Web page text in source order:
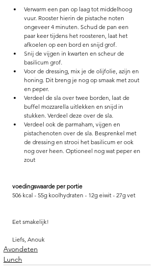
Verwarm een pan op laag tot middelhoog
vuur. Rooster hierin de pistache noten
ongeveer 4 minuten. Schud de pan een
paar keer tijdens het roosteren, laat het
afkoelen op een bord en snijd grof.
Snij de vijgen in kwarten en scheur de
basilicum grof.
Voor de dressing, mix je de olijfolie, azijn en
honing. Dit breng je nog op smaak met zout
en peper.
Verdeel de sla over twee borden, laat de
buffel mozzarella uitlekken en snijd in
stukken. Verdeel deze over de sla.
Verdeel ook de parmaham, vijgen en
pistachenoten over de sla. Besprenkel met
de dressing en strooi het basilicum er ook
nog over heen. Optioneel nog wat peper en
zout
voedingswaarde per portie
506 kcal - 55g koolhydraten - 12g eiwit - 27g vet
Eet smakelijk!
Liefs, Anouk
Avondeten
Lunch